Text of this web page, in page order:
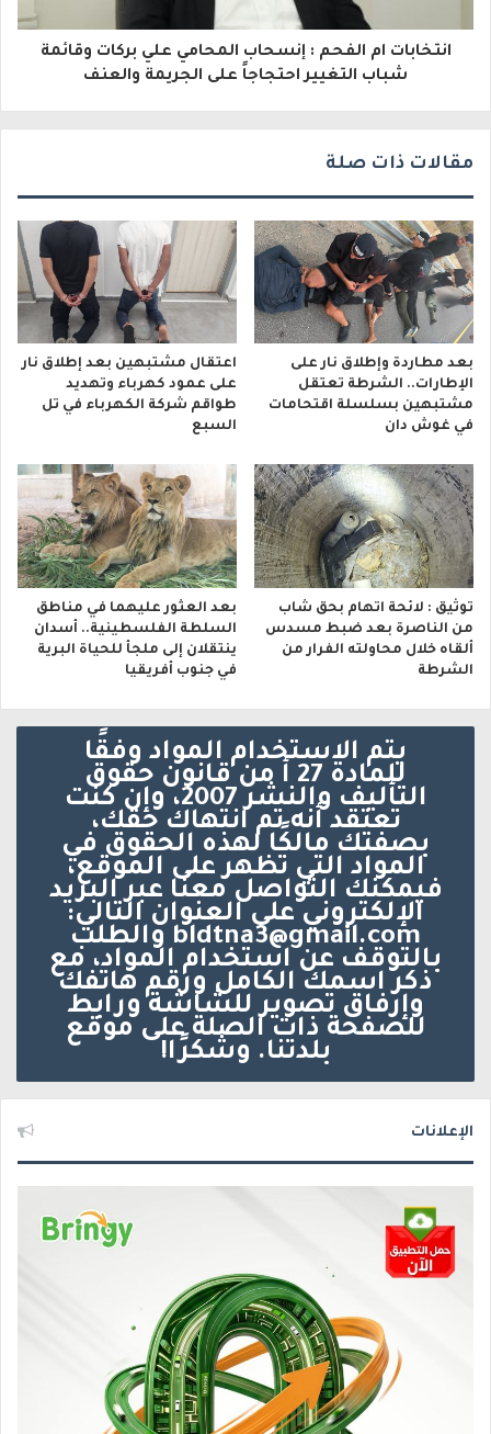
انتخابات ام الفحم : إنسحاب المحامي علي بركات وقائمة
شباب التغيير احتجاجاً على الجريمة والعنف
مقالات ذات صلة
بعد مطاردة وإطلاق نار على
الإطارات.. الشرطة تعتقل
مشتبهين بسلسلة اقتحامات
في غوش دان
اعتقال مشتبهين بعد إطلاق نار
على عمود كهرباء وتهديد
طواقم شركة الكهرباء في تل
السبع
توثيق : لائحة اتهام بحق شاب
من الناصرة بعد ضبط مسدس
ألقاه خلال محاولته الفرار من
الشرطة
بعد العثور عليهما في مناطق
السلطة الفلسطينية.. أسدان
ينتقلان إلى ملجأ للحياة البرية
في جنوب أفريقيا
يتم الاستخدام المواد وفقًا
للمادة 27 أ من قانون حقوق
التأليف والنشر 2007، وإن كنت
تعتقد أنه تم انتهاك حقك،
بصفتك مالكًا لهذه الحقوق في
المواد التي تظهر على الموقع،
فيمكنك التواصل معنا عبر البريد
الإلكتروني على العنوان التالي:
bldtna3@gmail.com والطلب
بالتوقف عن استخدام المواد، مع
ذكر اسمك الكامل ورقم هاتفك
وإرفاق تصوير للشاشة ورابط
للصفحة ذات الصلة على موقع
بلدتنا. وشكرًا!
الإعلانات